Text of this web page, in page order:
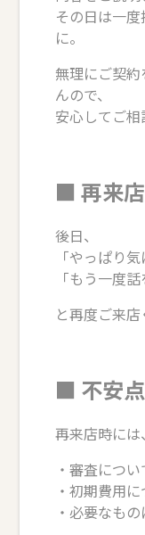
その日は一
に。
無理にご契
んので、
安心してご相
■ 再来
後日、
「やっぱり気
「もう一度
と再度ご来店
■ 不安
再来店時には、
・審査につい
・初期費用
・必要なも